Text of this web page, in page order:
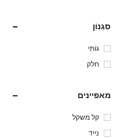
סִגְנוֹן
גוֹתִי
חלק
מאפיינים
קל משקל
נייד